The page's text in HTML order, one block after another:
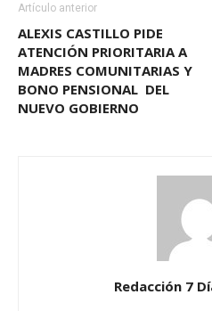
Artículo anterior
ALEXIS CASTILLO PIDE
ATENCIÓN PRIORITARIA A
MADRES COMUNITARIAS Y
BONO PENSIONAL DEL
NUEVO GOBIERNO
Redacción 7